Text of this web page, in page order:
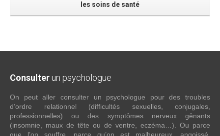
les soins de santé
Consulter un psychologue
On peut aller consulter un psychologue pour des troubles
d’ordre relationnel (difficultés sexuelles, conjugales,
professionnelles) ou des symptômes nerveux gênants
(insomnie, maux de tête ou de ventre, eczéma…). Ou parce